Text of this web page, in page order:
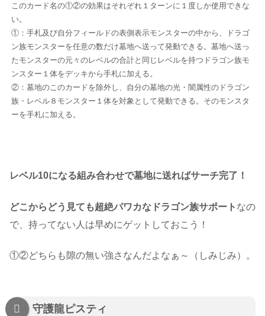
このカード名の①②の効果はそれぞれ１ターンに１度しか使用できな
い。
①：手札及び自分フィールドの表側表示モンスターの中から、ドラゴ
ン族モンスターを任意の数だけ墓地へ送って発動できる。墓地へ送っ
たモンスターの元々のレベルの合計と同じレベルを持つドラゴン族モ
ンスター１体をデッキから手札に加える。
②：墓地のこのカードを除外し、自分の墓地の光・闇属性のドラゴン
族・レベル８モンスター１体を対象として発動できる。そのモンスタ
ーを手札に加える。
レベル10になる組み合わせで墓地に送ればサーチ完了！
どこからどう見ても超絶パワカなドラゴン族サポート なの
で、持ってない人は早めにゲットしておこう！
①②どちらも隙の無い強さなんだよなぁ～（しみじみ）。
守護龍ピスティ